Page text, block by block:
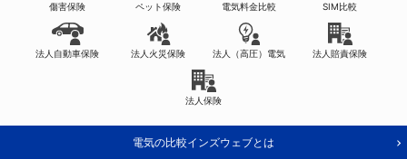
傷害保険 ペット保険 電気料金比較 SIM比較
法人自動車保険 法人火災保険 法人（高圧）電気 法人賠責保険
法人保険
電気の比較インズウェブとは